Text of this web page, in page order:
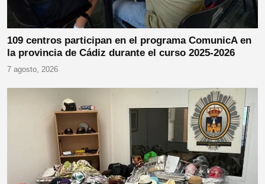
109 centros participan en el programa ComunicA en
la provincia de Cádiz durante el curso 2025-2026
7 agosto, 2026